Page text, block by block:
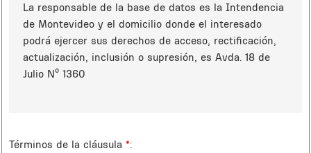
La responsable de la base de datos es la Intendencia
de Montevideo y el domicilio donde el interesado
podrá ejercer sus derechos de acceso, rectificación,
actualización, inclusión o supresión, es Avda. 18 de
Julio Nº 1360
Términos de la cláusula *